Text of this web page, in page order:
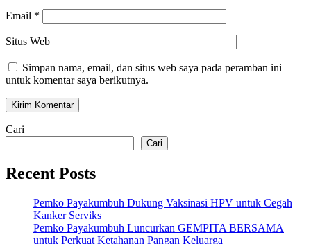
Email *
Situs Web
Simpan nama, email, dan situs web saya pada peramban ini
untuk komentar saya berikutnya.
Cari
Cari
Recent Posts
Pemko Payakumbuh Dukung Vaksinasi HPV untuk Cegah
Kanker Serviks
Pemko Payakumbuh Luncurkan GEMPITA BERSAMA
untuk Perkuat Ketahanan Pangan Keluarga